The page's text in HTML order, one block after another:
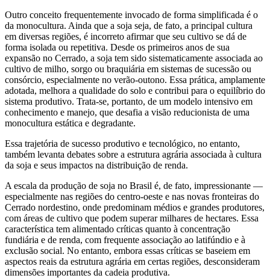
Outro conceito frequentemente invocado de forma simplificada é o
da monocultura. Ainda que a soja seja, de fato, a principal cultura
em diversas regiões, é incorreto afirmar que seu cultivo se dá de
forma isolada ou repetitiva. Desde os primeiros anos de sua
expansão no Cerrado, a soja tem sido sistematicamente associada ao
cultivo de milho, sorgo ou braquiária em sistemas de sucessão ou
consórcio, especialmente no verão-outono. Essa prática, amplamente
adotada, melhora a qualidade do solo e contribui para o equilíbrio do
sistema produtivo. Trata-se, portanto, de um modelo intensivo em
conhecimento e manejo, que desafia a visão reducionista de uma
monocultura estática e degradante.
Essa trajetória de sucesso produtivo e tecnológico, no entanto,
também levanta debates sobre a estrutura agrária associada à cultura
da soja e seus impactos na distribuição de renda.
A escala da produção de soja no Brasil é, de fato, impressionante —
especialmente nas regiões do centro-oeste e nas novas fronteiras do
Cerrado nordestino, onde predominam médios e grandes produtores,
com áreas de cultivo que podem superar milhares de hectares. Essa
característica tem alimentado críticas quanto à concentração
fundiária e de renda, com frequente associação ao latifúndio e à
exclusão social. No entanto, embora essas críticas se baseiem em
aspectos reais da estrutura agrária em certas regiões, desconsideram
dimensões importantes da cadeia produtiva.